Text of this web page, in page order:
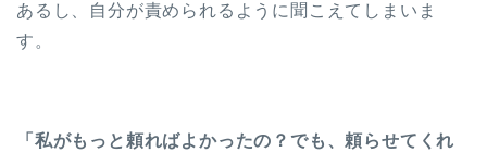
あるし、自分が責められるように聞こえてしまいま
す。
「私がもっと頼ればよかったの？でも、頼らせてくれ